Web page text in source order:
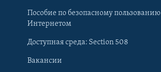
Пособие по безопасному пользованию
Интернетом
Доступная среда: Section 508
Вакансии